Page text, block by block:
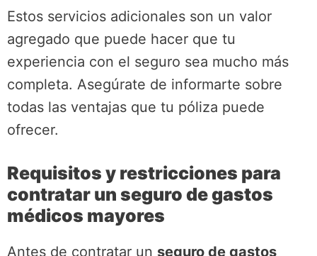
Estos servicios adicionales son un valor
agregado que puede hacer que tu
experiencia con el seguro sea mucho más
completa. Asegúrate de informarte sobre
todas las ventajas que tu póliza puede
ofrecer.
Requisitos y restricciones para
contratar un seguro de gastos
médicos mayores
Antes de contratar un seguro de gastos